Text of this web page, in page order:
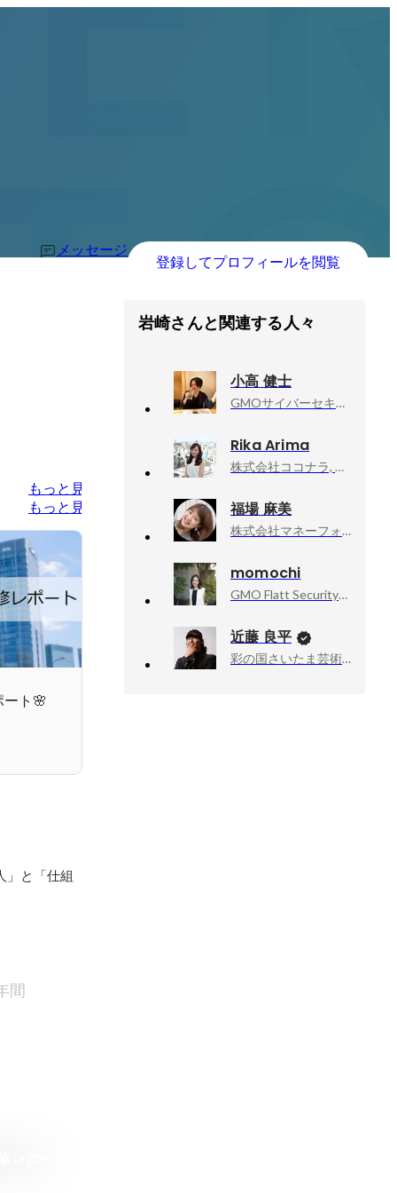
メッセージ
登録してプロフィールを閲覧
もっと見る
もっと見る
ート🌸
」と「仕組
間
岩崎さんと関連する人々
小高 健士
GMOサイバーセキュリティ byイエラエ株式会社, 人事
Rika Arima
株式会社ココナラ, 人事戦略部 採用Group
福場 麻美
株式会社マネーフォワード, エンジニアリング戦略室 エンジニア採用広報
momochi
GMO Flatt Security株式会社, 人事・労務部 部長
近藤 良平
彩の国さいたま芸術劇場, 次期芸術監督